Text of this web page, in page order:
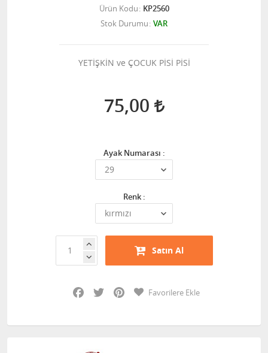
Ürün Kodu KP2560
Stok Durumu VAR
YETİŞKİN ve ÇOCUK PİSİ PİSİ
75,00
Ayak Numarası :
Renk :
Satın Al
Facebook
Twitter PinterestFavorilere Ekle